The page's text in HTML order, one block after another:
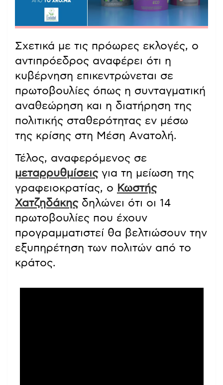
Σχετικά με τις πρόωρες εκλογές, ο
αντιπρόεδρος αναφέρει ότι η
κυβέρνηση επικεντρώνεται σε
πρωτοβουλίες όπως η συνταγματική
αναθεώρηση και η διατήρηση της
πολιτικής σταθερότητας εν μέσω
της κρίσης στη Μέση Ανατολή.
Τέλος, αναφερόμενος σε
μεταρρυθμίσειςγια τη μείωση της
γραφειοκρατίας, ο Κωστής
Χατζηδάκηςδηλώνει ότι οι 14
πρωτοβουλίες που έχουν
προγραμματιστεί θα βελτιώσουν την
εξυπηρέτηση των πολιτών από το
κράτος.